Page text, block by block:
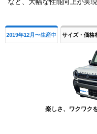
2019年12月〜生産中 サイズ・価格
楽しさ、ワクワク